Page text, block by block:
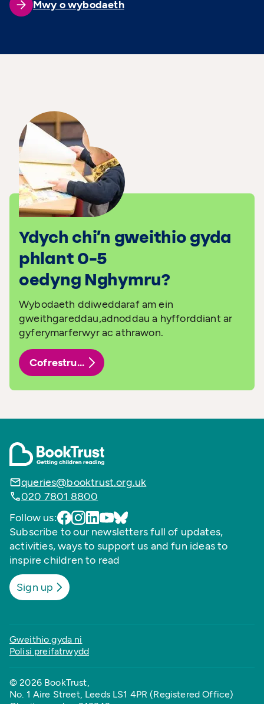
Mwy o wybodaeth
Ydych chi’n gweithio gyda
phlant 0–5
oedyng Nghymru?
Wybodaeth ddiweddaraf am ein
gweithgareddau,adnoddau a hyfforddiant ar
gyferymarferwyr ac athrawon.
Cofrestru...
queries@booktrust.org.uk
020 7801 8800
Follow us:
Subscribe to our newsletters full of updates,
activities, ways to support us and fun ideas to
inspire children to read
Sign up
Gweithio gyda ni
Polisi preifatrwydd
© 2026 BookTrust,
No. 1 Aire Street, Leeds LS1 4PR (Registered Office)